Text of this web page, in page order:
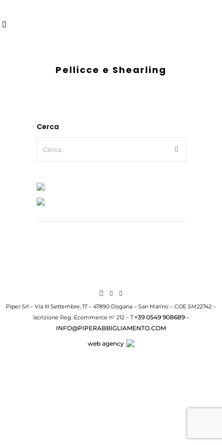
Pellicce e Shearling
Cerca
Piper Srl – Via III Settembre, 17 – 47890 Dogana – San Marino – COE SM22742 –
Iscrizione Reg. Ecommerce n° 212 – T.+39 0549 908689–
INFO@PIPERABBIGLIAMENTO.COM
web agency